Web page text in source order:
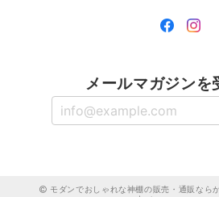
メールマガジンを
モダンでおしゃれな神棚の販売・通販な